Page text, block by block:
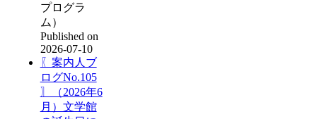
プログラ
ム）
Published on
2026-07-10
〖案内人ブ
ログNo.105
〗（2026年6
月）文学館